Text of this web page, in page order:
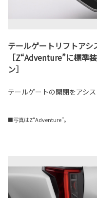
テールゲートリフトアシ
［Z“Adventure”に標準
ン］
テールゲートの開閉をアシス
■写真はZ“Adventure”。